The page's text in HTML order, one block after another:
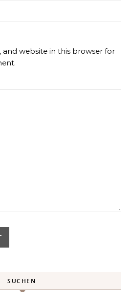
and website in this browser for
SUCHEN